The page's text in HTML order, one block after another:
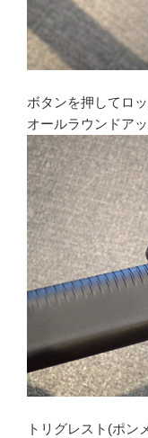
ボタンを押してロッ
オールラウンドア
トリグレスト(ポン